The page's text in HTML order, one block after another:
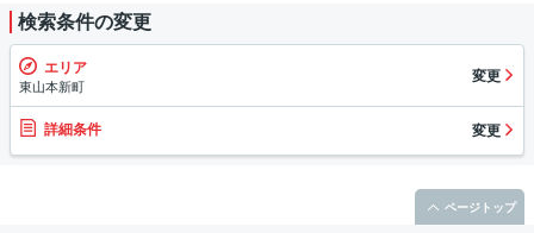
検索条件の変更
エリア
東山本新町
変更
詳細条件 変更
ページトップ